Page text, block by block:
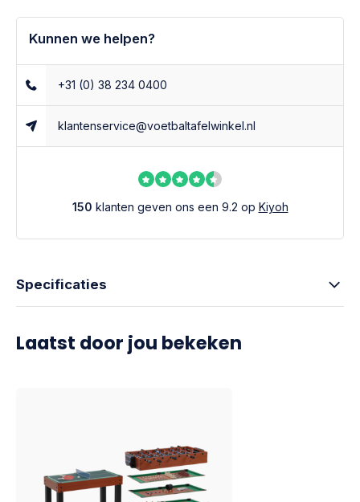
Kunnen we helpen?
+31 (0) 38 234 0400
klantenservice@voetbaltafelwinkel.nl
150 klanten geven ons een 9.2 op Kiyoh
Specificaties
Laatst door jou bekeken